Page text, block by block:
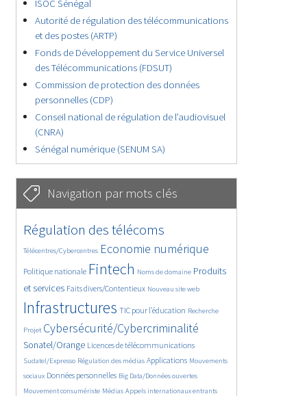
ISOC Sénégal
Autorité de régulation des télécommunications
et des postes (ARTP)
Fonds de Développement du Service Universel
des Télécommunications (FDSUT)
Commission de protection des données
personnelles (CDP)
Conseil national de régulation de l’audiovisuel
(CNRA)
Sénégal numérique (SENUM SA)
Navigation par mots clés
4602/5697
Régulation des télécoms
380/5697
Télécentres/Cybercentres
3632/5697 Economie numérique
1884/5697
Politique nationale
5225/5697 Fintech
681/5697
Noms de domaine
2313/5697
Produits
et services
1546/5697 Faits divers/Contentieux
818/5697 Nouveau site web
5697/5697
Infrastructures
1820/5697
TIC pour l’éducation
194/5697
Recherche
244/5697
Projet
3672/5697Cybersécurité/Cybercriminalité
2271/5697
Sonatel/Orange
1632/5697 Licences de télécommunications
301/5697
Sudatel/Expresso
1037/5697 Régulation des médias
1510/5697 Applications
1210/5697
Mouvements
sociaux
1698/5697Données personnelles
146/5697 Big Data/Données ouvertes
619/5697
Mouvement consumériste
364/5697 Médias
649/5697 Appels internationaux entrants
1726/5697